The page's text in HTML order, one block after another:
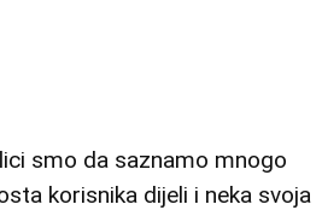
smo da saznamo mnogo
korisnika dijeli i neka svoja